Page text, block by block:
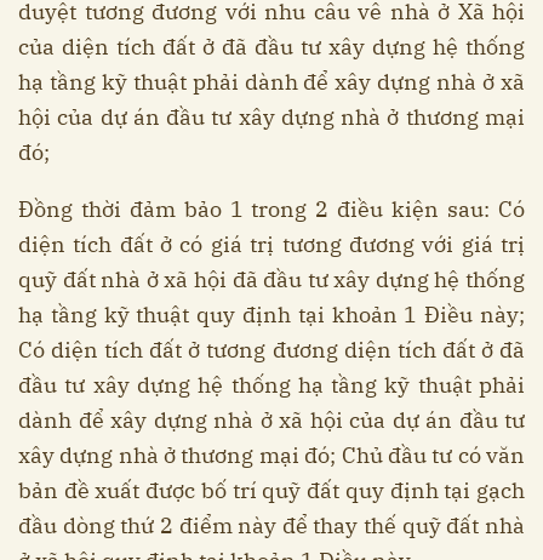
duyệt tương đương với nhu câu vê nhà ở Xã hội
của diện tích đất ở đã đầu tư xây dựng hệ thống
hạ tầng kỹ thuật phải dành để xây dựng nhà ở xã
hội của dự án đầu tư xây dựng nhà ở thương mại
đó;
Đồng thời đảm bảo 1 trong 2 điều kiện sau: Có
diện tích đất ở có giá trị tương đương với giá trị
quỹ đất nhà ở xã hội đã đầu tư xây dựng hệ thống
hạ tầng kỹ thuật quy định tại khoản 1 Điều này;
Có diện tích đất ở tương đương diện tích đất ở đã
đầu tư xây dựng hệ thống hạ tầng kỹ thuật phải
dành để xây dựng nhà ở xã hội của dự án đầu tư
xây dựng nhà ở thương mại đó; Chủ đầu tư có văn
bản đề xuất được bố trí quỹ đất quy định tại gạch
đầu dòng thứ 2 điểm này để thay thế quỹ đất nhà